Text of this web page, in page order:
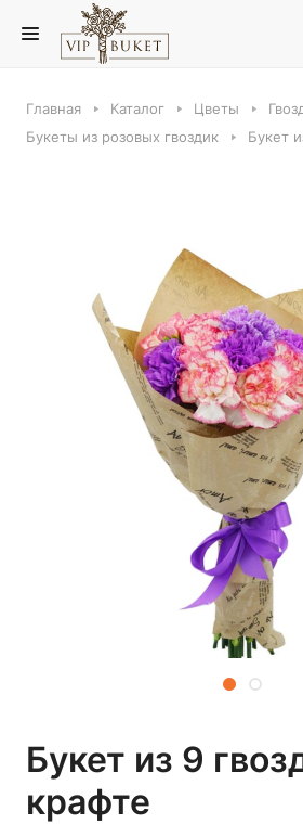
Главная Каталог Цветы
Букеты из розовых гвоздик
Букет
Букет из 9
крафте